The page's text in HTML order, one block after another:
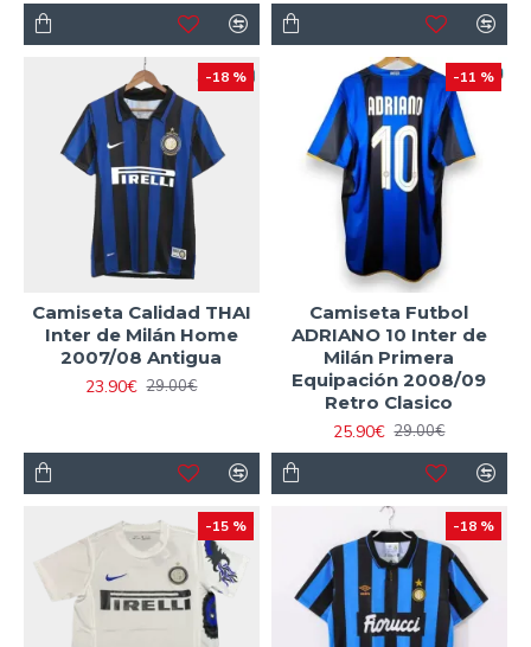
-18 %
Camiseta Calidad THAI
Inter de Milán Home
2007/08 Antigua
23.90€ 29.00€
-11 %
Camiseta Futbol
ADRIANO 10 Inter de
Milán Primera
Equipación 2008/09
Retro Clasico
25.90€ 29.00€
-15 % -18 %